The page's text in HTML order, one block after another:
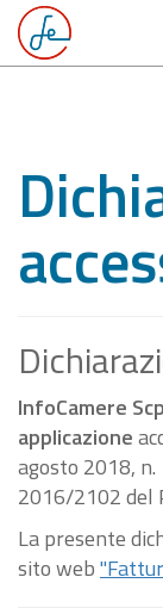
InfoCamere
applicazione
agosto 2018,
2016/2102 del
La presente
sito web